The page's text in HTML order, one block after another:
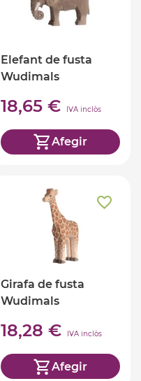
Elefant de fusta
Wudimals
18,65 € IVA inclòs
Afegir
Girafa de fusta
Wudimals
18,28 € IVA inclòs
Afegir